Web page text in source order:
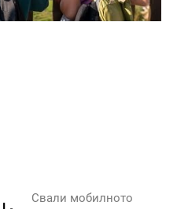
Свали мобилното